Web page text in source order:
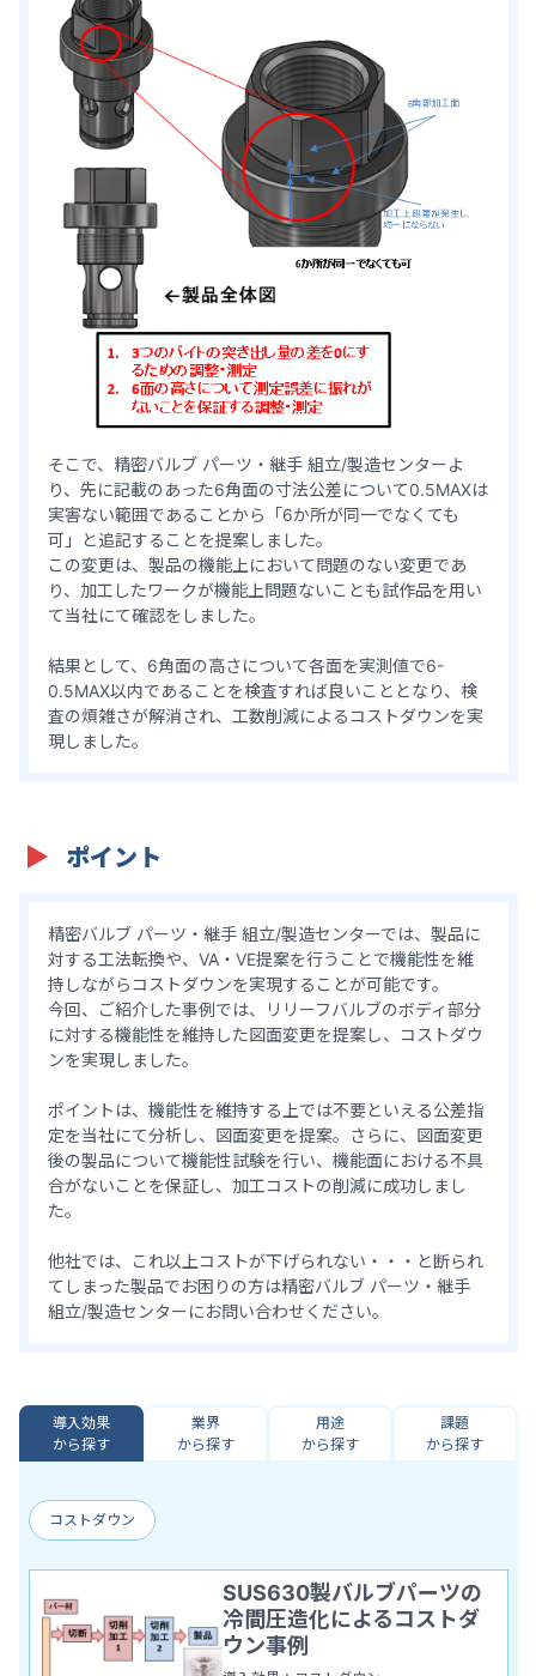
そこで、精密バルブ パーツ・継手 組立/製造センターよ
り、先に記載のあった6角面の寸法公差について0.5MAXは
実害ない範囲であることから「6か所が同一でなくても
可」と追記することを提案しました。
この変更は、製品の機能上において問題のない変更であ
り、加工したワークが機能上問題ないことも試作品を用い
て当社にて確認をしました。
結果として、6角面の高さについて各面を実測値で6-
0.5MAX以内であることを検査すれば良いこととなり、検
査の煩雑さが解消され、工数削減によるコストダウンを実
現しました。
ポイント
精密バルブ パーツ・継手 組立/製造センターでは、製品に
対する工法転換や、VA・VE提案を行うことで機能性を維
持しながらコストダウンを実現することが可能です。
今回、ご紹介した事例では、リリーフバルブのボディ部分
に対する機能性を維持した図面変更を提案し、コストダウ
ンを実現しました。
ポイントは、機能性を維持する上では不要といえる公差指
定を当社にて分析し、図面変更を提案。さらに、図面変更
後の製品について機能性試験を行い、機能面における不具
合がないことを保証し、加工コストの削減に成功しまし
た。
他社では、これ以上コストが下げられない・・・と断られ
てしまった製品でお困りの方は精密バルブ パーツ・継手
組立/製造センターにお問い合わせください。
導入効果
から探す
業界
から探す
用途
から探す
課題
から探す
コストダウン
SUS630製バルブパーツの
冷間圧造化によるコストダ
ウン事例